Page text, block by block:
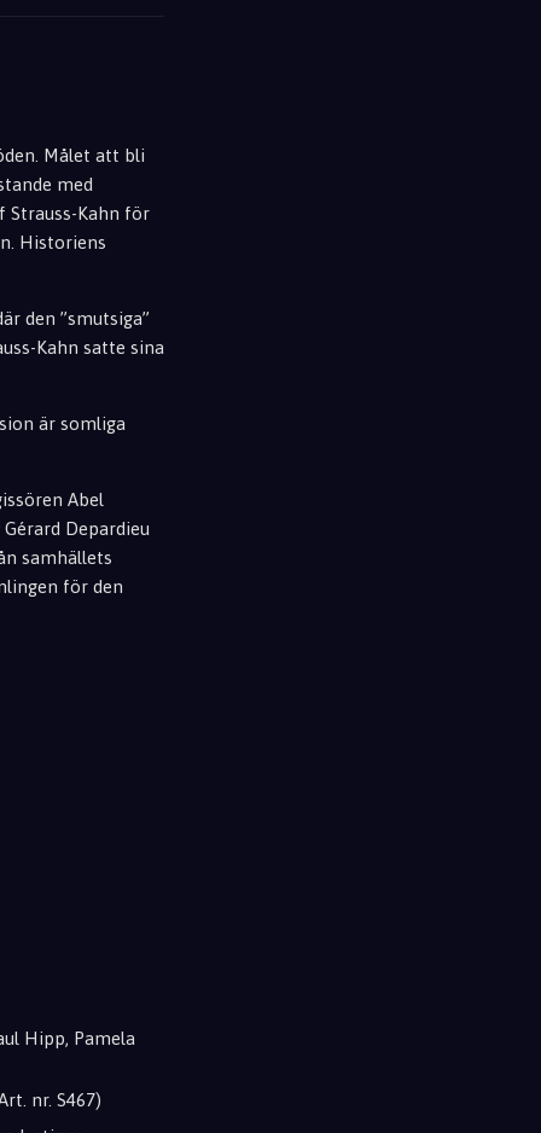
Målet att bli
med
Strauss-Kahn för
Historiens
den ”smutsiga”
Kahn satte sina
är somliga
Abel
Depardieu
samhällets
för den
Hipp, Pamela
nr. S467)